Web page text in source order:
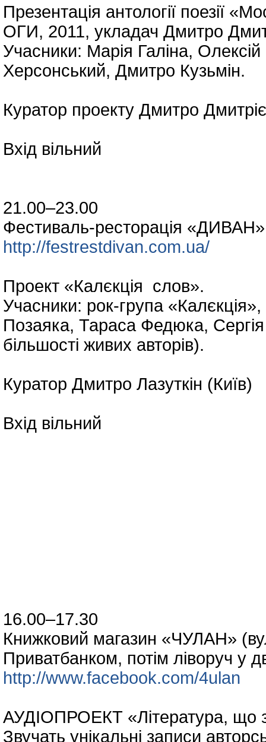
Презентація антології поезії
ОГИ, 2011, укладач Дмитро
Учасники: Марія Галіна,
Херсонський, Дмитро Кузьмін.
Куратор проекту Дмитро
Вхід вільний
21.00–23.00
Фестиваль-ресторація
http://festrestdivan.com.ua/
Проект «Калєкція слов».
Учасники: рок-група
Позаяка, Тараса Федюка,
більшості живих авторів).
Куратор Дмитро Лазуткін (Київ)
Вхід вільний
16.00–17.30
Книжковий магазин «ЧУЛАН»
Приватбанком, потім ліворуч у
http://www.facebook.com/4ulan
АУДІОПРОЕКТ «Література, що
Звучать унікальні записи